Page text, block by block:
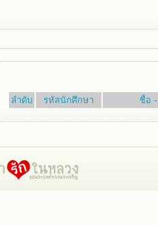
ลำดับ รหัสนักศึกษา ชื่อ